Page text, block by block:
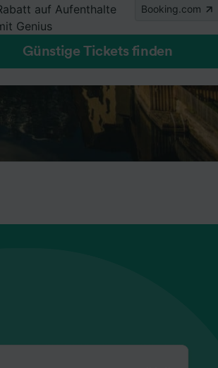
auf Aufenthalte
Genius
Booking.com
Günstige Tickets finden